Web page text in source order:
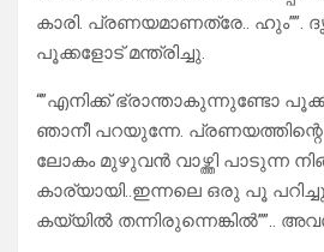
കാരി. പ്രണയമാണത്രേ.. ഹും””.
പൂക്കളോട് മന്ത്രിച്ചു.
“”എനിക്ക് ഭ്രാന്താകുന്നുണ്ടോ
ഞാനീ പറയുന്നേ. പ്രണയത്തിന്റെ
ലോകം മുഴുവൻ വാഴ്ത്തി പാടുന്ന
കാര്യായി..ഇന്നലെ ഒരു പൂ
കയ്യിൽ തന്നിരുന്നെങ്കിൽ””..